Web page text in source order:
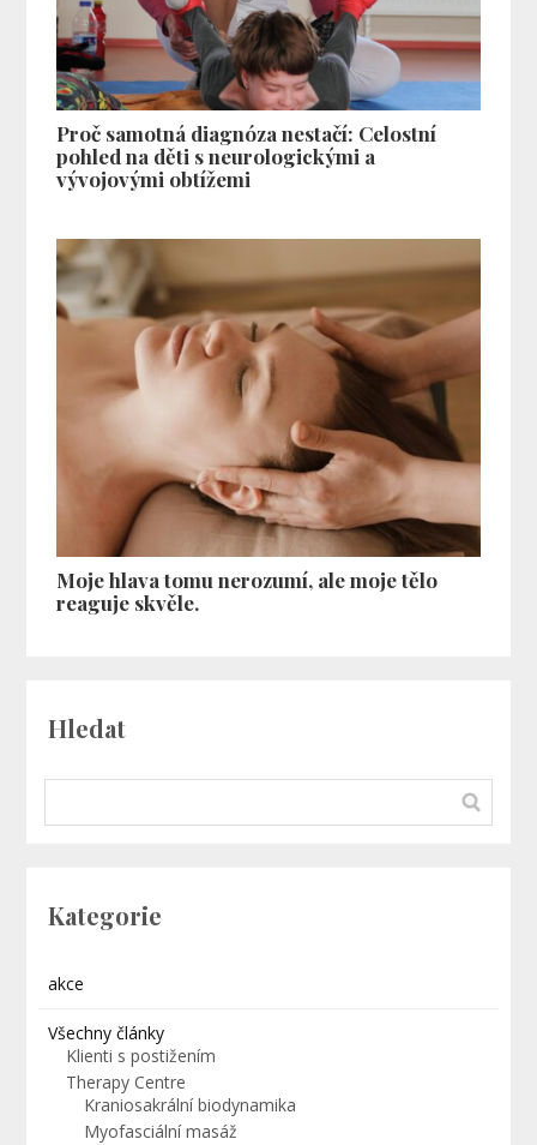
Proč samotná diagnóza nestačí: Celostní
pohled na děti s neurologickými a
vývojovými obtížemi
Moje hlava tomu nerozumí, ale moje tělo
reaguje skvěle.
Hledat
Kategorie
akce
Všechny články
Klienti s postižením
Therapy Centre
Kraniosakrální biodynamika
Myofasciální masáž